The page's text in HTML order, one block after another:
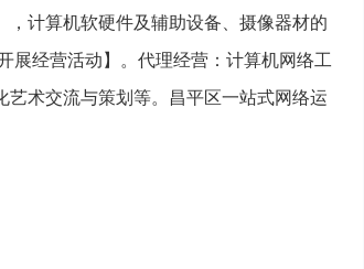
计算机软硬件及辅助设备、摄像器材的
展经营活动】。代理经营：计算机网络工
术交流与策划等。昌平区一站式网络运